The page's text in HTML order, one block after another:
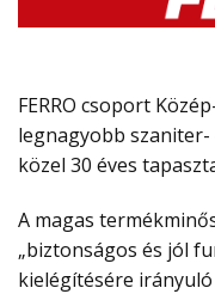
FERRO csoport
legnagyobb
közel 30 éves
A magas
„biztonságos és jól
kielégítésére